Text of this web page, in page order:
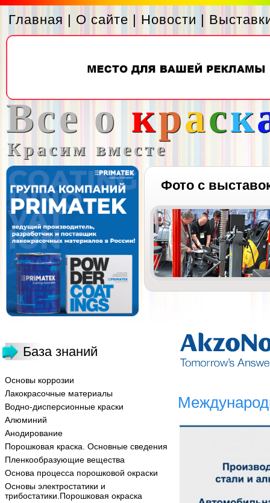
Главная | О сайте | Новости |
Все о краск
Красим вместе
Фото с
База знаний
Основы коррозии
Лакокрасочные материалы
Водно-дисперсионные краски
Алюминий
Анодирование
Порошковая краска. Основные сведения
Пленкообразующие вещества
Основа процесса порошковой окраски
Основы электростатики и
трибостатики.Порошковая окраска